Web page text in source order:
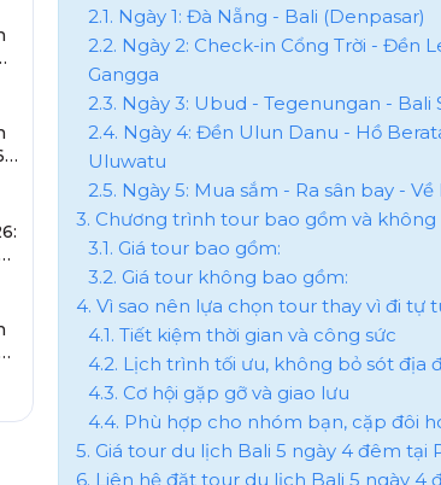
2.1. Ngày 1: Đà Nẵng - Bali (Denpasar)
2.2. Ngày 2: Check-in Cổng Trời - Đền
Gangga
2.3. Ngày 3: Ubud - Tegenungan -
2.4. Ngày 4: Đền Ulun Danu - Hồ
Uluwatu
2.5. Ngày 5: Mua sắm - Ra sân bay -
3. Chương trình tour bao gồm và
3.1. Giá tour bao gồm:
3.2. Giá tour không bao gồm:
4. Vì sao nên lựa chọn tour thay vì đi tự
4.1. Tiết kiệm thời gian và công sức
4.2. Lịch trình tối ưu, không bỏ sót địa
4.3. Cơ hội gặp gỡ và giao lưu
4.4. Phù hợp cho nhóm bạn, cặp đôi
5. Giá tour du lịch Bali 5 ngày 4 đêm tại
6. Liên hệ đặt tour du lịch Bali 5 ngày 4